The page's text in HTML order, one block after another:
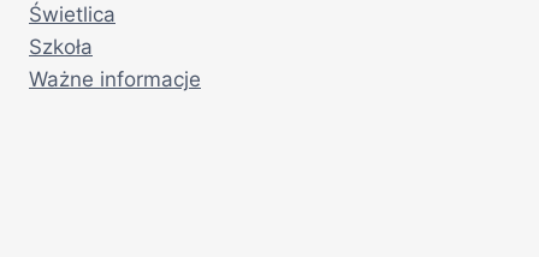
Świetlica
Szkoła
Ważne informacje